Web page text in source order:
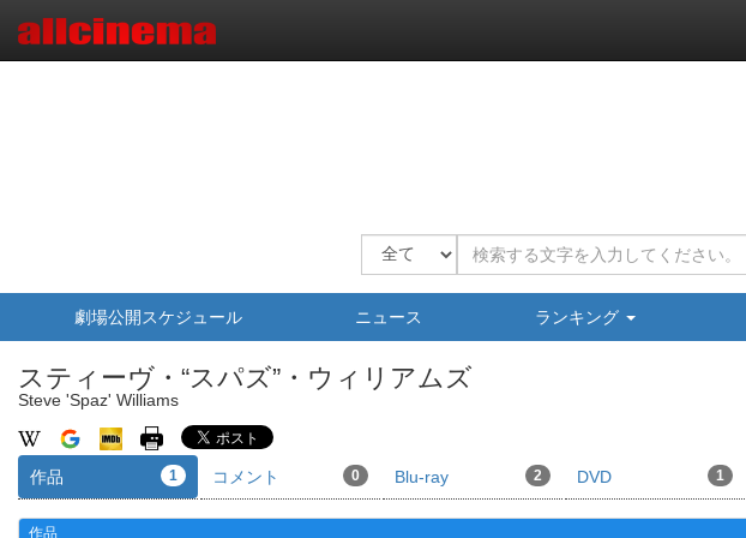
劇場公開スケジュール ニュース ランキング
スティーヴ・“スパズ”・ウィリアムズ
Steve 'Spaz' Williams
作品 1 コメント 0 Blu-ray 2 DVD 1
作品